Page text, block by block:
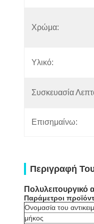
Χρώμα:
Υλικό:
Συσκευασία
Επισημαίνω:
Περιγραφή
Πολυλειτουργικό
Παράμετροι
Ονομασία του
μήκος